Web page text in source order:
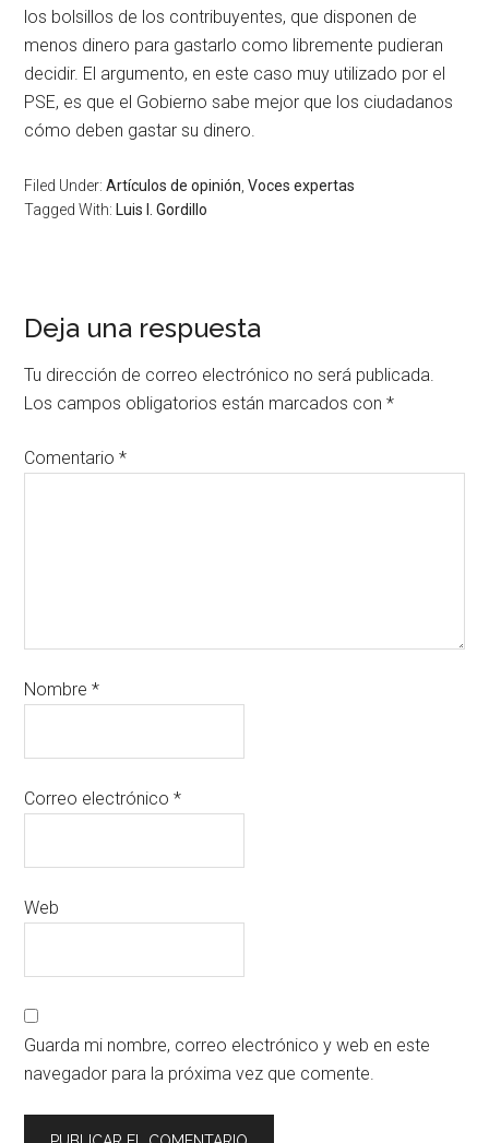
los bolsillos de los contribuyentes, que disponen de
menos dinero para gastarlo como libremente pudieran
decidir. El argumento, en este caso muy utilizado por el
PSE, es que el Gobierno sabe mejor que los ciudadanos
cómo deben gastar su dinero.
Filed Under:Artículos de opinión ,Voces expertas
Tagged With: Luis I. Gordillo
Deja una respuesta
Tu dirección de correo electrónico no será publicada.
Los campos obligatorios están marcados con*
Comentario*
Nombre*
Correo electrónico*
Web
Guarda mi nombre, correo electrónico y web en este
navegador para la próxima vez que comente.